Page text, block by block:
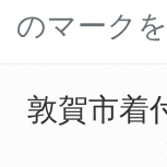
のマーク
敦賀市着